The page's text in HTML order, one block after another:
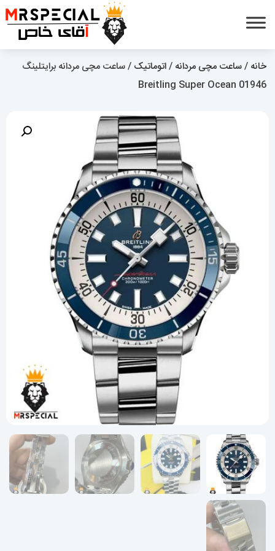
خانه /ساعت مچی مردانه /اتوماتیک / ساعت مچی مردانه برایتلینگ
Breitling Super Ocean 01946